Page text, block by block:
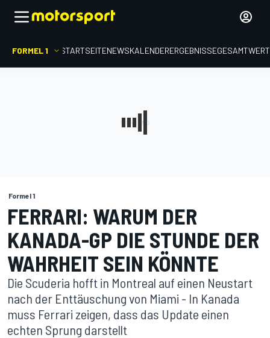
FORMEL 1 STARTSEITENEWSKALENDERERGEBNISSE
Formel 1
FERRARI: WARUM DER
KANADA-GP DIE STUNDE DER
WAHRHEIT SEIN KÖNNTE
Die Scuderia hofft in Montreal auf einen Neustart
nach der Enttäuschung von Miami - In Kanada
muss Ferrari zeigen, dass das Update einen
echten Sprung darstellt